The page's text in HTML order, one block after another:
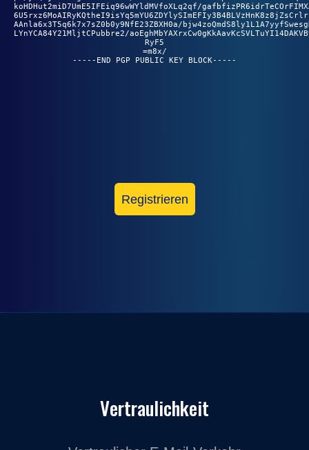
koHDHut2miD7UmE5IFEiq96wWYldMVfoXLq2qf/
AAnla6x3T5q6k7x7sZ0b0y9NfE23ZBXH0a/
LYnYCA84Y21MljtCPubbre2/
RyF5
=m8x/
Registrieren
Vertraulichkeit